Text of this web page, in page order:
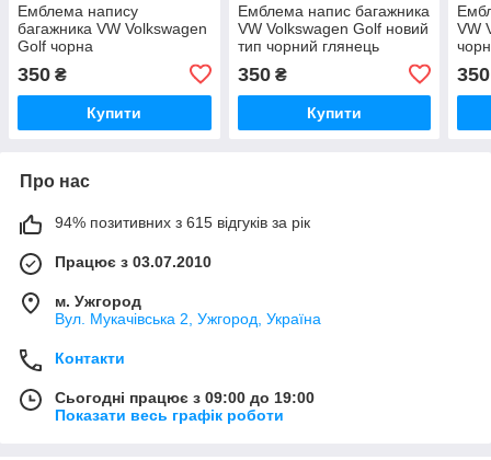
Емблема напису
багажника VW Volkswagen
Golf чорна
350 ₴
Купити
Емблема напис багажника
VW Volkswagen Golf новий
тип чорний глянець
350₴
Купити
VW
350
Про нас
94% позитивних з 615 відгуків за рік
Працює з 03.07.2010
м. Ужгород
Вул. Мукачівська 2, Ужгород, Україна
Контакти
Сьогодні працює з 09:00 до 19:00
Показати весь графік роботи